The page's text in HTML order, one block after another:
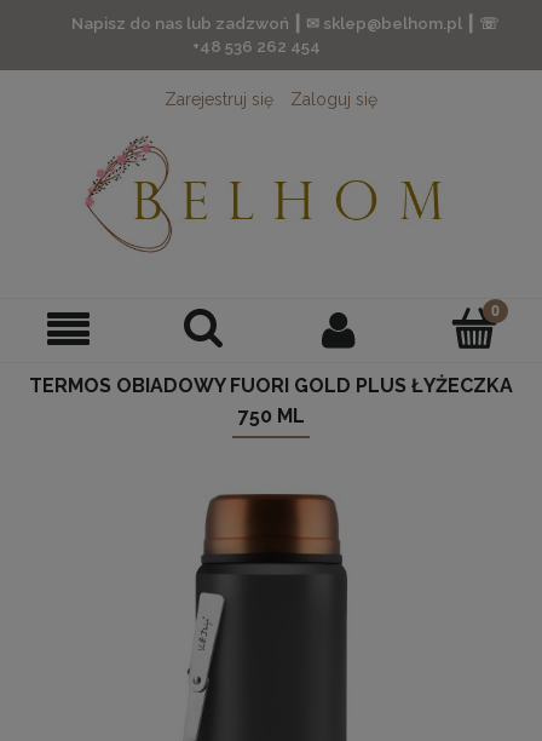
Napisz do nas lub zadzwoń ┃ ✉ sklep@belhom.pl ┃ ☏
+48 536 262 454
Zarejestruj się Zaloguj się
TERMOS OBIADOWY FUORI GOLD PLUS ŁYŻECZKA
750 ML